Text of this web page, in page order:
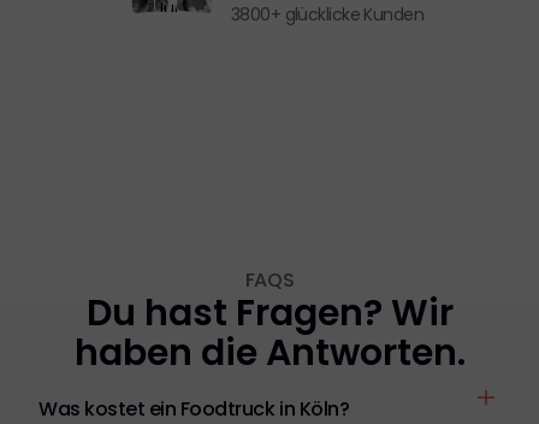
3800+ glücklicke Kunden
FAQS
Du hast Fragen? Wir
haben die Antworten.
Was kostet ein Foodtruck in Köln?